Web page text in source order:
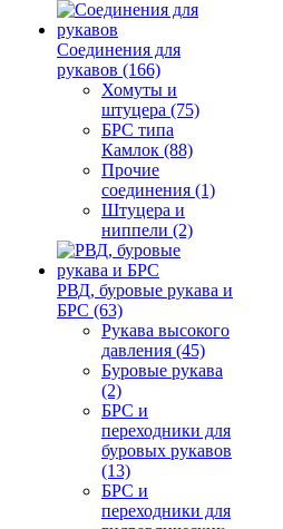
Соединения для
рукавов (166)
Хомуты и
штуцера (75)
БРС типа
Камлок (88)
Прочие
соединения (1)
Штуцера и
ниппели (2)
РВД, буровые рукава и
БРС (63)
Рукава высокого
давления (45)
Буровые рукава
(2)
БРС и
переходники для
буровых рукавов
(13)
БРС и
переходники для